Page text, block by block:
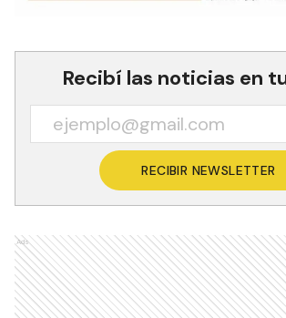
Recibí las noticias en
RECIBIR NEWSLETTER
Ads